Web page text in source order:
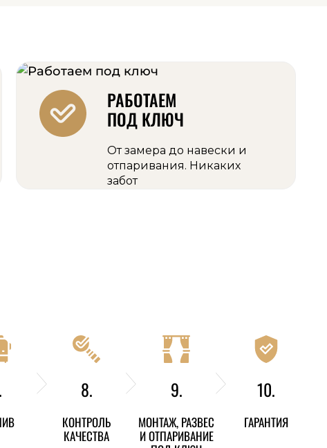
РАБОТАЕМ
ПОД КЛЮЧ
От замера до навески и
отпаривания. Никаких
забот
8.
КОНТРОЛЬ
КАЧЕСТВА
9.
МОНТАЖ, РАЗВЕС
И ОТПАРИВАНИЕ
10.
ГАРАНТИЯ